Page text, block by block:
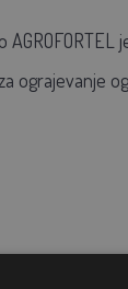
ograjevanje